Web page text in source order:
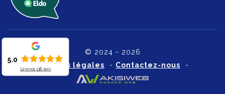
© 2024 - 2026
Mentions légales - Contactez-nous -
5.0
Lire nos 118 avis